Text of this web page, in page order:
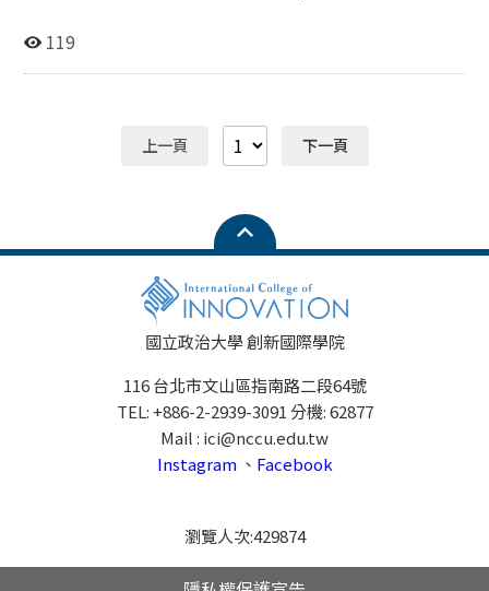
119
上一頁 下一頁
國立政治大學 創新國際學院
116 台北市文山區指南路二段64號
TEL: +886-2-2939-3091 分機: 62877
Mail : ici@nccu.edu.tw
Instagram、 Facebook
瀏覽人次:429874